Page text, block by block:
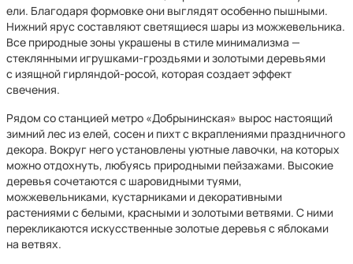
ели. Благодаря формовке они выглядят особенно пышными.
Нижний ярус составляют светящиеся шары из можжевельника.
Все природные зоны украшены в стиле минимализма —
стеклянными игрушками-гроздьями и золотыми деревьями
с изящной гирляндой-росой, которая создает эффект
свечения.
Рядом со станцией метро «Добрынинская» вырос настоящий
зимний лес из елей, сосен и пихт с вкраплениями праздничного
декора. Вокруг него установлены уютные лавочки, на которых
можно отдохнуть, любуясь природными пейзажами. Высокие
деревья сочетаются с шаровидными туями,
можжевельниками, кустарниками и декоративными
растениями с белыми, красными и золотыми ветвями. С ними
перекликаются искусственные золотые деревья с яблоками
на ветвях.